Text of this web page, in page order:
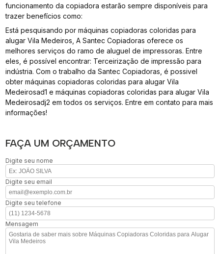
funcionamento da copiadora estarão sempre disponíveis para
trazer benefícios como:
Está pesquisando por máquinas copiadoras coloridas para
alugar Vila Medeiros, A Santec Copiadoras oferece os
melhores serviços do ramo de aluguel de impressoras. Entre
eles, é possível encontrar: Terceirização de impressão para
indústria. Com o trabalho da Santec Copiadoras, é possivel
obter máquinas copiadoras coloridas para alugar Vila
Medeirosad1 e máquinas copiadoras coloridas para alugar Vila
Medeirosadj2 em todos os serviços. Entre em contato para mais
informações!
FAÇA UM ORÇAMENTO
Digite seu nome
Digite seu email
Digite seu telefone
Mensagem